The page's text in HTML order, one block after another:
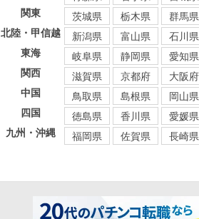
関東
茨城県 栃木県 群馬県
北陸・甲信越
新潟県 富山県 石川県
東海
岐阜県 静岡県 愛知県
関西
滋賀県 京都府 大阪府
中国
鳥取県 島根県 岡山県
四国
徳島県 香川県 愛媛県
九州・沖縄
福岡県 佐賀県 長崎県